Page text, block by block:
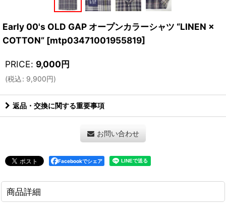
Early 00's OLD GAP オープンカラーシャツ “LINEN ×
COTTON” [mtp03471001955819]
PRICE: 9,000円
(税込: 9,900円)
返品・交換に関する重要事項
お問い合わせ
Facebookでシェア
商品詳細